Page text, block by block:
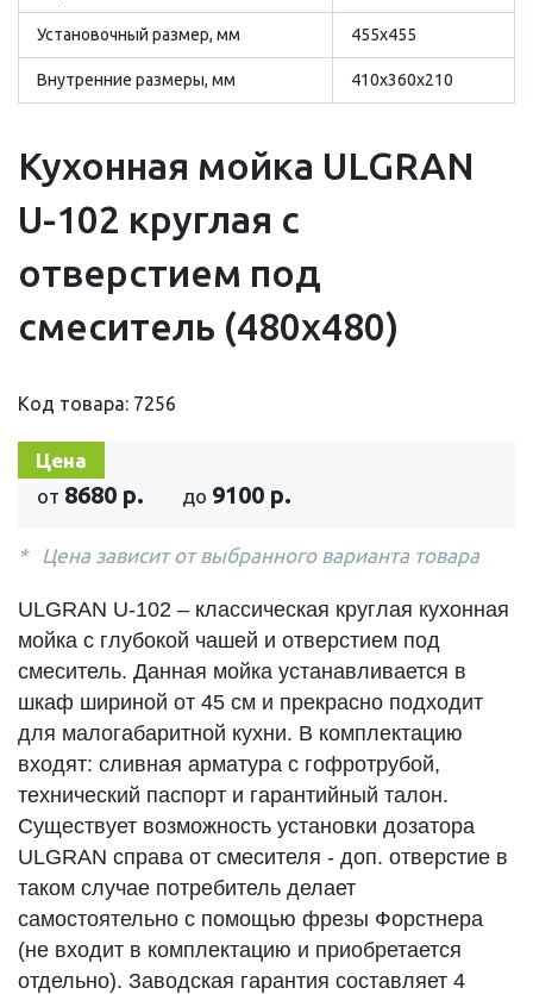
Установочный размер, мм 455х455
Внутренние размеры, мм 410х360х210
Кухонная мойка ULGRAN
U-102 круглая с
отверстием под
смеситель (480х480)
Код товара: 7256
Цена
от 8680 р. до 9100 р.
Цена зависит от выбранного варианта товара
ULGRAN U-102 – классическая круглая кухонная
мойка с глубокой чашей и отверстием под
смеситель. Данная мойка устанавливается в
шкаф шириной от 45 см и прекрасно подходит
для малогабаритной кухни. В комплектацию
входят: сливная арматура с гофротрубой,
технический паспорт и гарантийный талон.
Существует возможность установки дозатора
ULGRAN справа от смесителя - доп. отверстие в
таком случае потребитель делает
самостоятельно с помощью фрезы Форстнера
(не входит в комплектацию и приобретается
отдельно). Заводская гарантия составляет 4